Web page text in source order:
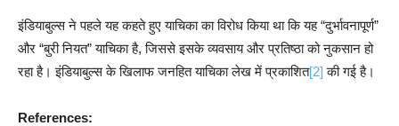
इंडियाबुल्स ने पहले यह कहते हुए याचिका का विरोध किया था कि यह “दुर्भावनापूर्ण”
और “बुरी नियत” याचिका है, जिससे इसके व्यवसाय और प्रतिष्ठा को नुकसान हो
रहा है। इंडियाबुल्स के खिलाफ जनहित याचिका लेख में प्रकाशित[2] की गई है।
References: